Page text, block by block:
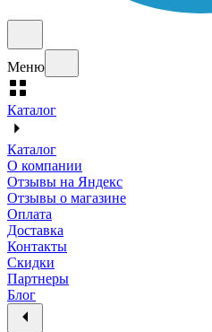
Меню
Каталог
Каталог
О компании
Отзывы на Яндекс
Отзывы о магазине
Оплата
Доставка
Контакты
Скидки
Партнеры
Блог